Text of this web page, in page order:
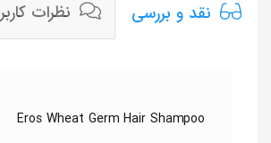
نقد و بررسی نظرات
Eros Wheat Germ Hair Shampoo